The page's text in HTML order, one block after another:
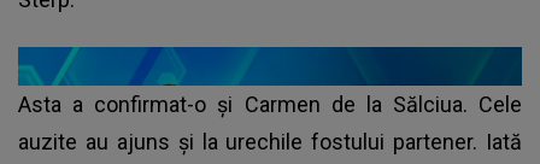
Asta a confirmat-o și Carmen de la Sălciua. Cele
auzite au ajuns și la urechile fostului partener. Iată